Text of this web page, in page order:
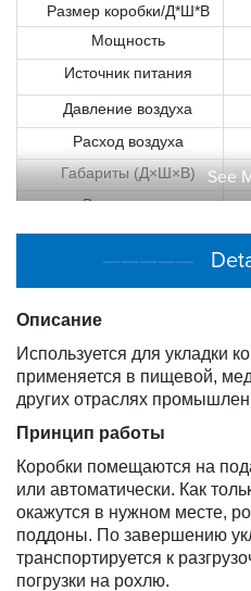
Размер коробки/Д*Ш*В
Мощность
Источник питания
Давление воздуха
Расход воздуха
Габариты (Д×Ш×В)
Вес машины
See
—————
Описание
Используется для укладки
применяется в пищевой,
других отраслях
Принцип работы
Коробки помещаются на
или автоматически. Как
окажутся в нужном месте,
поддоны. По завершению
транспортируется к
погрузки на рохлю.